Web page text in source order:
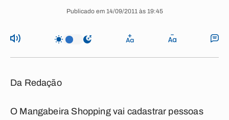
Publicado em 14/09/2011 às 19:45
Da Redação
O Mangabeira Shopping vai cadastrar pessoas